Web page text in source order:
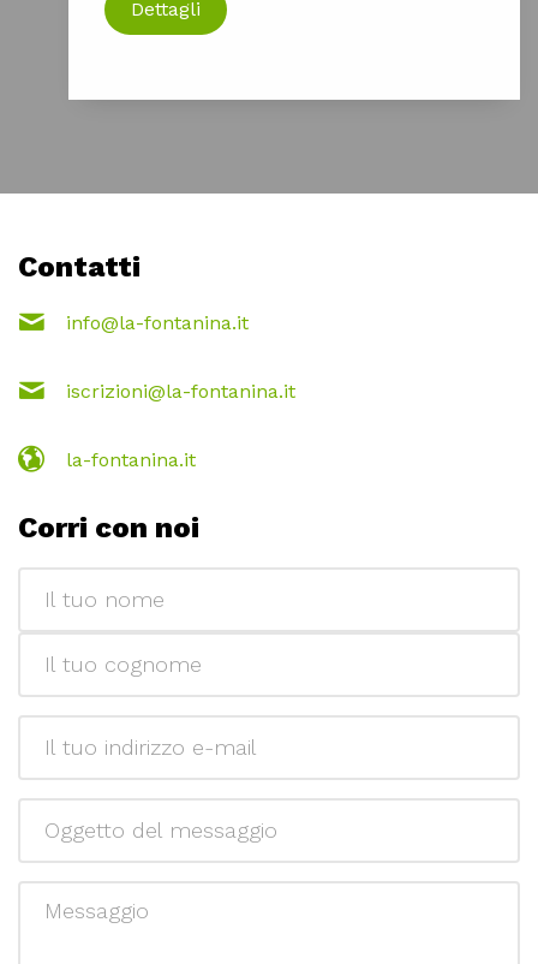
Dettagli
Contatti
info@la-fontanina.it
iscrizioni@la-fontanina.it
la-fontanina.it
Corri con noi